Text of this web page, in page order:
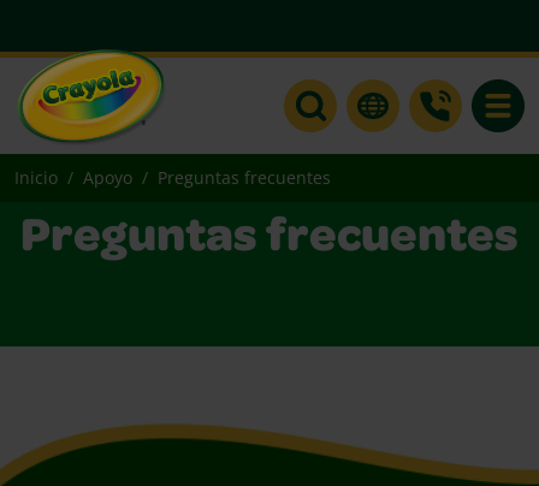
Inicio Apoyo Preguntas frecuentes
Preguntas frecuentes